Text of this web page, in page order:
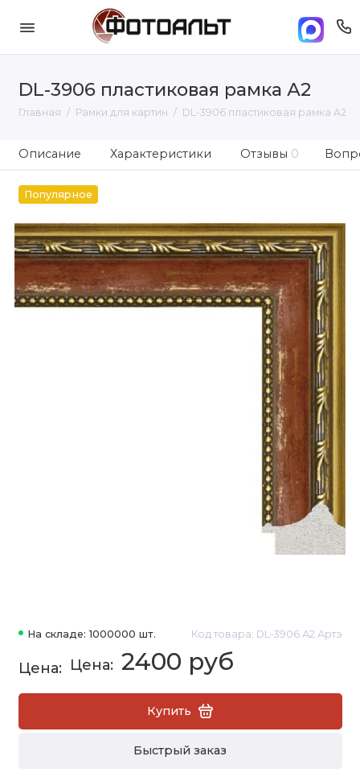
DL-3906 пластиковая рамка А2
Главная Рамки для картин DL-3906 пластиковая рамка А2
Описание Характеристики Отзывы 0
Популярное
На складе: 1000000 шт. Код товара: DL-3906 А2 Артэ
2400 руб
Купить
Быстрый заказ